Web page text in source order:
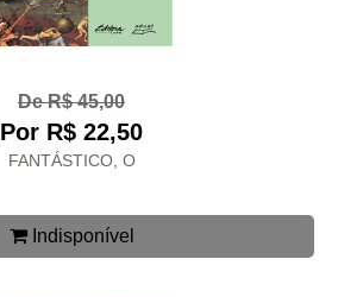
De R$ 45,00
Por R$ 22,50
FANTÁSTICO, O
Indisponível